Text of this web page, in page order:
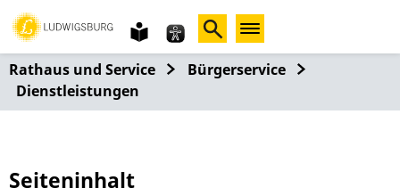
Gebärdensprache
leichte
Sprache
Rathaus und Service
Bürgerservice
Dienstleistungen
Seiteninhalt